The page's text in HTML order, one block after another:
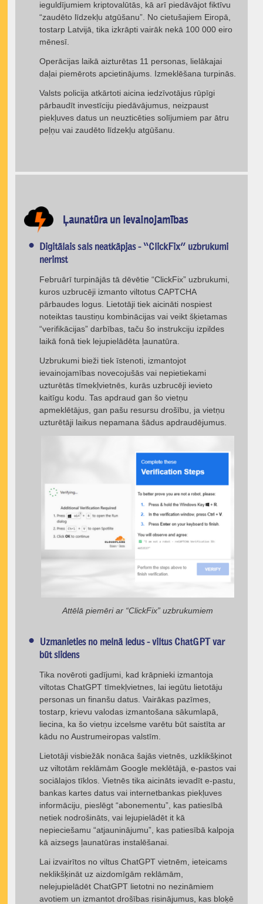
ieguldījumiem kriptovalūtās, kā arī piedāvājot fiktīvu
“zaudēto līdzekļu atgūšanu”. No cietušajiem Eiropā,
tostarp Latvijā, tika izkrāpti vairāk nekā 100 000 eiro
mēnesī.
Operācijas laikā aizturētas 11 personas, lielākajai
daļai piemērots apcietinājums. Izmeklēšana turpinās.
Valsts policija atkārtoti aicina iedzīvotājus rūpīgi
pārbaudīt investīciju piedāvājumus, neizpaust
piekļuves datus un neuzticēties solījumiem par ātru
peļņu vai zaudēto līdzekļu atgūšanu.
Ļaunatūra un ievainojamības
Digitālais sals neatkāpjas - “ClickFix” uzbrukumi
nerimst
Februārī turpinājās tā dēvētie “ClickFix” uzbrukumi,
kuros uzbrucēji izmanto viltotus CAPTCHA
pārbaudes logus. Lietotāji tiek aicināti nospiest
noteiktas taustiņu kombinācijas vai veikt šķietamas
“verifikācijas” darbības, taču šo instrukciju izpildes
laikā fonā tiek lejupielādēta ļaunatūra.
Uzbrukumi bieži tiek īstenoti, izmantojot
ievainojamības novecojušās vai nepietiekami
uzturētās tīmekļvietnēs, kurās uzbrucēji ievieto
kaitīgu kodu. Tas apdraud gan šo vietņu
apmeklētājus, gan pašu resursu drošību, ja vietņu
uzturētāji laikus nepamana šādus apdraudējumus.
Attēlā piemēri ar “ClickFix” uzbrukumiem
Uzmanieties no melnā ledus - viltus ChatGPT var
būt slidens
Tika novēroti gadījumi, kad krāpnieki izmantoja
viltotas ChatGPT tīmekļvietnes, lai iegūtu lietotāju
personas un finanšu datus. Vairākas pazīmes,
tostarp, krievu valodas izmantošana sākumlapā,
liecina, ka šo vietņu izcelsme varētu būt saistīta ar
kādu no Austrumeiropas valstīm.
Lietotāji visbiežāk nonāca šajās vietnēs, uzklikšķinot
uz viltotām reklāmām Google meklētājā, e‑pastos vai
sociālajos tīklos. Vietnēs tika aicināts ievadīt e‑pastu,
bankas kartes datus vai internetbankas piekļuves
informāciju, pieslēgt “abonementu”, kas patiesībā
netiek nodrošināts, vai lejupielādēt it kā
nepieciešamu “atjauninājumu”, kas patiesībā kalpoja
kā aizsegs ļaunatūras instalēšanai.
Lai izvairītos no viltus ChatGPT vietnēm, ieteicams
neklikšķināt uz aizdomīgām reklāmām,
nelejupielādēt ChatGPT lietotni no nezināmiem
avotiem un izmantot drošības risinājumus, kas bloķē